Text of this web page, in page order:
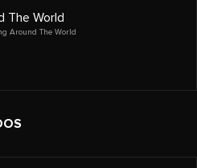
The World
Around The World